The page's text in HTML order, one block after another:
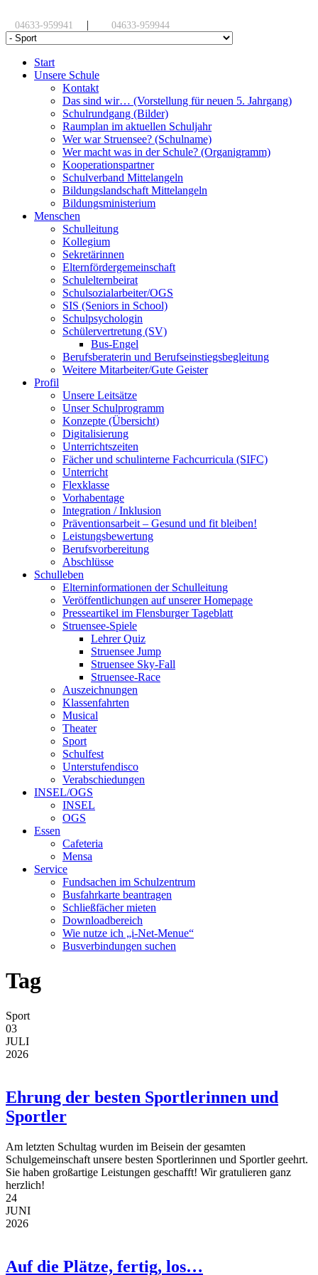
04633-959941 | 04633-959944
Start
Unsere Schule
Kontakt
Das sind wir… (Vorstellung für neuen 5. Jahrgang)
Schulrundgang (Bilder)
Raumplan im aktuellen Schuljahr
Wer war Struensee? (Schulname)
Wer macht was in der Schule? (Organigramm)
Kooperationspartner
Schulverband Mittelangeln
Bildungslandschaft Mittelangeln
Bildungsministerium
Menschen
Schulleitung
Kollegium
Sekretärinnen
Elternfördergemeinschaft
Schulelternbeirat
Schulsozialarbeiter/OGS
SIS (Seniors in School)
Schulpsychologin
Schülervertretung (SV)
Bus-Engel
Berufsberaterin und Berufseinstiegsbegleitung
Weitere Mitarbeiter/Gute Geister
Profil
Unsere Leitsätze
Unser Schulprogramm
Konzepte (Übersicht)
Digitalisierung
Unterrichtszeiten
Fächer und schulinterne Fachcurricula (SIFC)
Unterricht
Flexklasse
Vorhabentage
Integration / Inklusion
Präventionsarbeit – Gesund und fit bleiben!
Leistungsbewertung
Berufsvorbereitung
Abschlüsse
Schulleben
Elterninformationen der Schulleitung
Veröffentlichungen auf unserer Homepage
Presseartikel im Flensburger Tageblatt
Struensee-Spiele
Lehrer Quiz
Struensee Jump
Struensee Sky-Fall
Struensee-Race
Auszeichnungen
Klassenfahrten
Musical
Theater
Sport
Schulfest
Unterstufendisco
Verabschiedungen
INSEL/OGS
INSEL
OGS
Essen
Cafeteria
Mensa
Service
Fundsachen im Schulzentrum
Busfahrkarte beantragen
Schließfächer mieten
Downloadbereich
Wie nutze ich „i-Net-Menue“
Busverbindungen suchen
Tag
Sport
03
JULI
2026
Ehrung der besten Sportlerinnen und
Sportler
Am letzten Schultag wurden im Beisein der gesamten
Schulgemeinschaft unsere besten Sportlerinnen und Sportler geehrt.
Sie haben großartige Leistungen geschafft! Wir gratulieren ganz
herzlich!
24
JUNI
2026
Auf die Plätze, fertig, los…